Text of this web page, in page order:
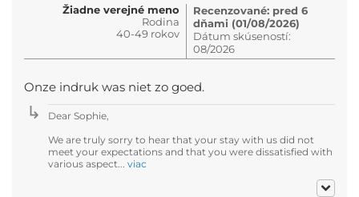
Žiadne verejné meno
Rodina
40-49 rokov
Recenzované: pred 6
dňami (01/08/2026)
Dátum skúseností:
08/2026
Onze indruk was niet zo goed.
Dear Sophie,
We are truly sorry to hear that your stay with us did not
meet your expectations and that you were dissatisfied with
various aspect... viac